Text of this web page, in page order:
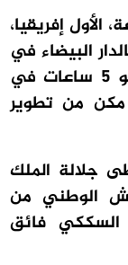
إفريقيا،
بالدار البيضاء في
ظرف ساعتين و10 دقائق مقابل نحو 5 ساعات في
مكن من تطوير
جلالة الملك
الوطني من
فائق